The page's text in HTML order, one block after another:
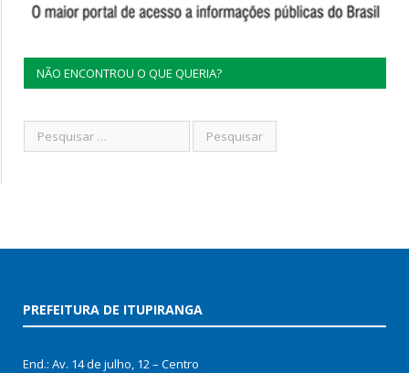
NÃO ENCONTROU O QUE QUERIA?
PREFEITURA DE ITUPIRANGA
End.: Av. 14 de julho, 12 – Centro